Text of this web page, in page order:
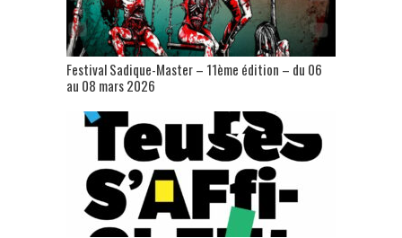
Festival Sadique-Master – 11ème édition – du 06
au 08 mars 2026